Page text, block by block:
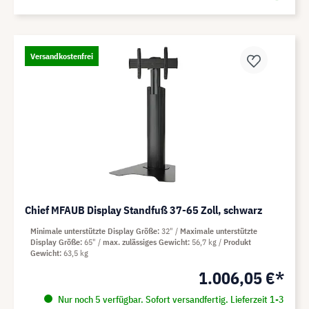
Versandkostenfrei
Chief MFAUB Display Standfuß 37-65 Zoll, schwarz
1.006,05 €*
Nur noch 5 verfügbar. Sofort versandfertig. Lieferzeit 1-3
Minimale unterstützte Display Größe 32"
Maximale unterstützte
Display Größe 65" max. zulässiges Gewicht 56,7 kg
Produkt
Gewicht 63,5 kg